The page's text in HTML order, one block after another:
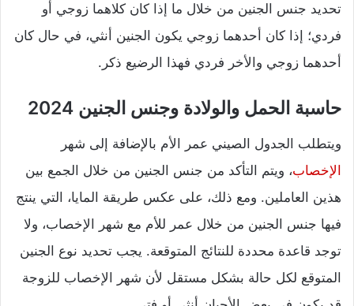
تحديد جنس الجنين من خلال ما إذا كان كلاهما زوجي أو
فردي؛ إذا كان أحدهما زوجي يكون الجنين أنثي، في حال كان
أحدهما زوجي والأخر فردي فهذا الرضيع ذكر.
حاسبة الحمل والولادة وجنس الجنين 2024
ويتطلب الجدول الصيني عمر الأم بالإضافة إلى شهر
الإخصاب، ويتم التأكد من جنس الجنين من خلال الجمع بين
هذين العاملين. ومع ذلك، على عكس طريقة المايا، التي ينتج
فيها جنس الجنين من خلال عمر للأم مع شهر الإخصاب، ولا
توجد قاعدة محددة للنتائج المتوقعة. يجب تحديد نوع الجنين
المتوقع لكل حالة بشكل مستقل لأن شهر الإخصاب للزوجة